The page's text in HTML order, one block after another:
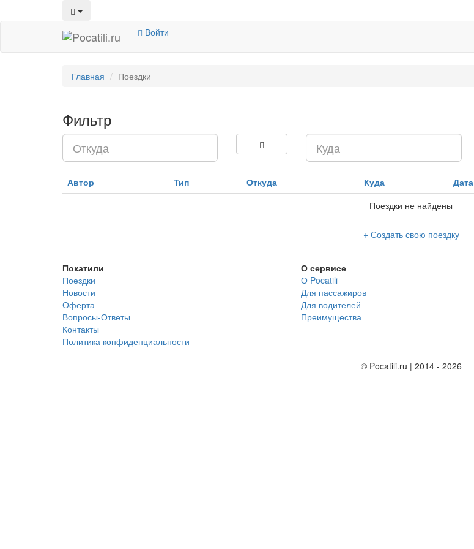
Войти
Главная Поездки
Фильтр
Автор Тип Откуда Куда Дата
Поездки не найдены
+ Создать свою поездку
Покатили
Поездки
Новости
Оферта
Вопросы-Ответы
Контакты
Политика конфиденциальности
О сервисе
О Pocatili
Для пассажиров
Для водителей
Преимущества
© Pocatili.ru | 2014 - 2026